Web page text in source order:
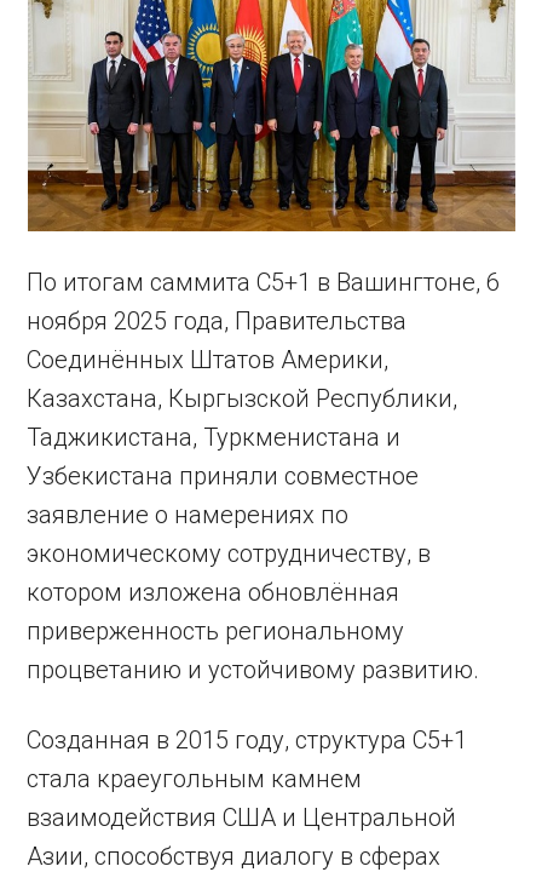
По итогам саммита C5+1 в Вашингтоне, 6
ноября 2025 года, Правительства
Соединённых Штатов Америки,
Казахстана, Кыргызской Республики,
Таджикистана, Туркменистана и
Узбекистана приняли совместное
заявление о намерениях по
экономическому сотрудничеству, в
котором изложена обновлённая
приверженность региональному
процветанию и устойчивому развитию.
Созданная в 2015 году, структура C5+1
стала краеугольным камнем
взаимодействия США и Центральной
Азии, способствуя диалогу в сферах